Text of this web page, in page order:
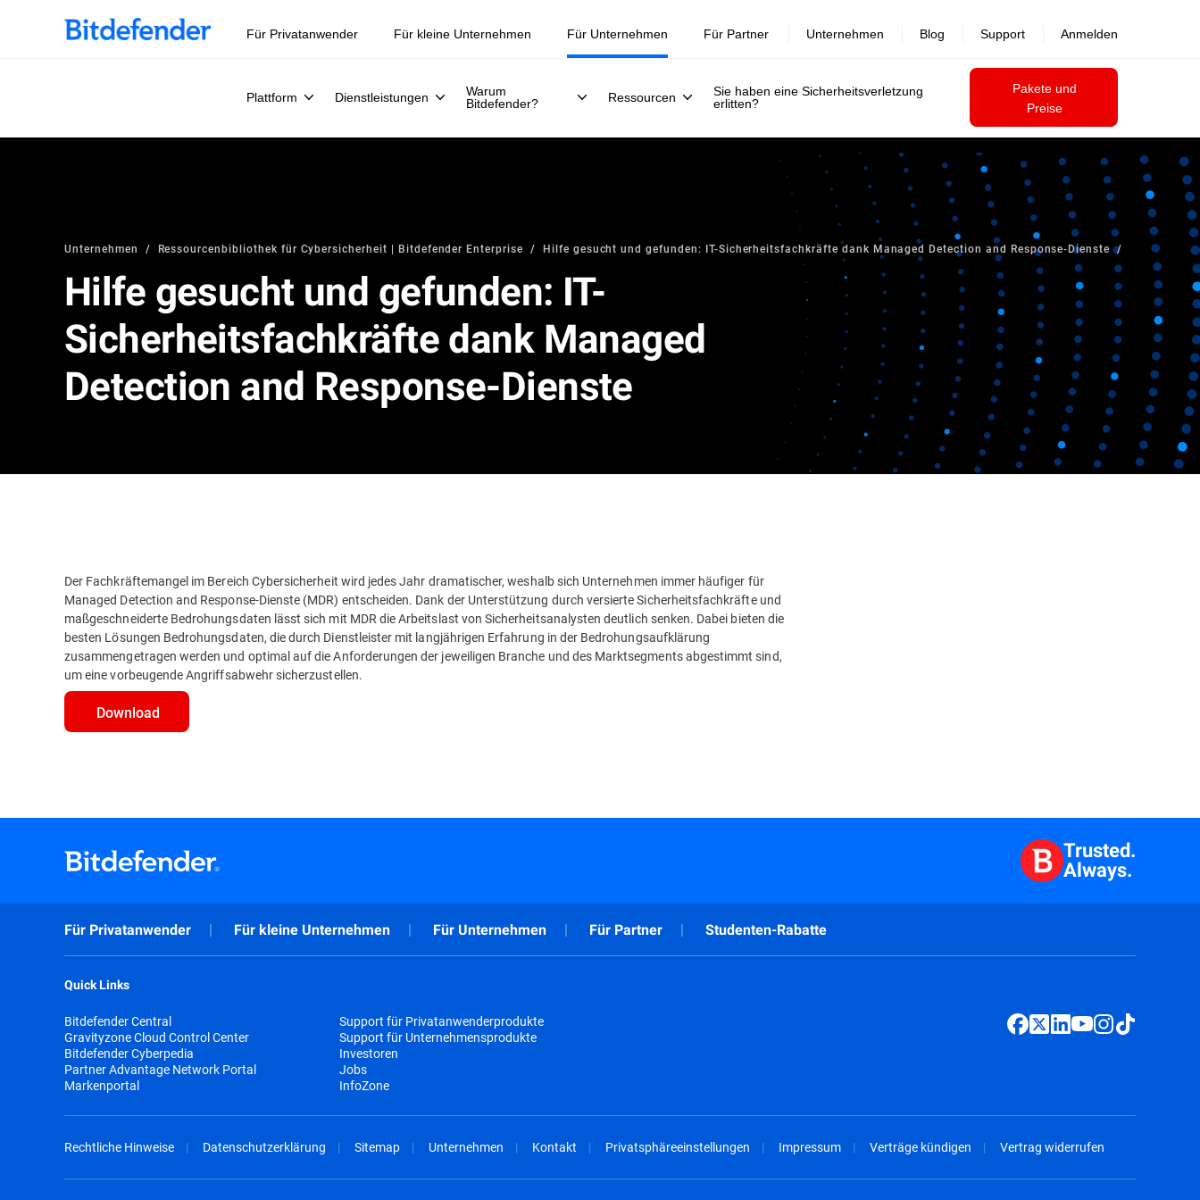
Datensouveränität in der Cybersicherheit: Live-Webinar, 30. Juli.
Für Privatanwender Für kleine Unternehmen Für Unternehmen
Plattform Dienstleistungen
Warum
Bitdefender?
Ressourcen
Sie haben eine Sicherheitsverletzung
erlitten?
Pakete und
Preise
Für Partner Unternehmen Blog Support Anmelden
Unternehmen Ressourcenbibliothek für Cybersicherheit | Bitdefender Enterprise Hilfe gesucht und gefunden: IT-Sicherheitsfachkräfte dank Managed Detection and Response-Dienste
Hilfe gesucht und gefunden: IT-
Sicherheitsfachkräfte dank Managed
Detection and Response-Dienste
Der Fachkräftemangel im Bereich Cybersicherheit wird jedes Jahr dramatischer, weshalb sich Unternehmen immer häufiger für
Managed Detection and Response-Dienste (MDR) entscheiden. Dank der Unterstützung durch versierte Sicherheitsfachkräfte und
maßgeschneiderte Bedrohungsdaten lässt sich mit MDR die Arbeitslast von Sicherheitsanalysten deutlich senken. Dabei bieten die
besten Lösungen Bedrohungsdaten, die durch Dienstleister mit langjährigen Erfahrung in der Bedrohungsaufklärung
zusammengetragen werden und optimal auf die Anforderungen der jeweiligen Branche und des Marktsegments abgestimmt sind,
um eine vorbeugende Angriffsabwehr sicherzustellen.
Download
Trusted.
Always.
Für Privatanwender Für kleine Unternehmen Für Unternehmen Für Partner Studenten-Rabatte
Quick Links
Bitdefender Central
Gravityzone Cloud Control Center
Bitdefender Cyberpedia
Partner Advantage Network Portal
Markenportal
Support für Privatanwenderprodukte
Support für Unternehmensprodukte
Investoren
Jobs
InfoZone
Rechtliche Hinweise Datenschutzerklärung Sitemap Unternehmen Kontakt Privatsphäreeinstellungen Impressum Verträge kündigen Vertrag widerrufen